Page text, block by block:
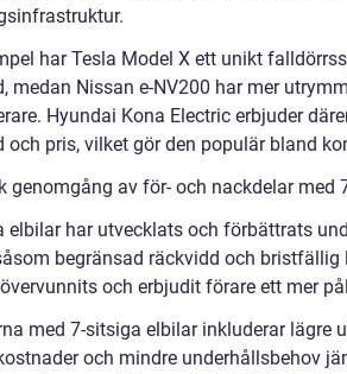
har Tesla Model X ett unikt
medan Nissan e-NV200 har mer
Hyundai Kona Electric erbjuder
och pris, vilket gör den populär bland
genomgång av för- och nackdelar med
elbilar har utvecklats och förbättrats
begränsad räckvidd och
och erbjudit förare ett mer
med 7-sitsiga elbilar inkluderar lägre
och mindre underhållsbehov